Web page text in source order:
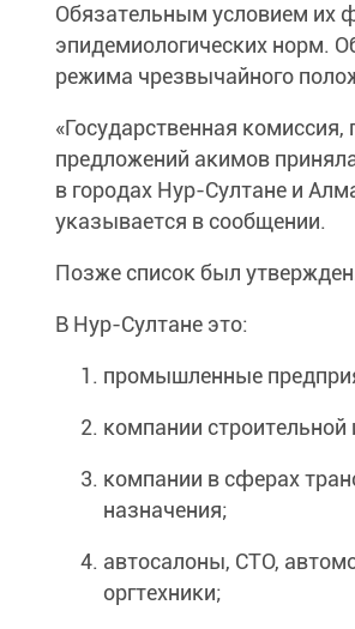
Обязательным условием их
эпидемиологических норм.
режима чрезвычайного
«Государственная
предложений акимов
в городах Нур-Султане и
указывается в сообщении.
Позже список был
В Нур-Султане это:
промышленные
компании
компании в сферах
назначения;
автосалоны, СТО,
оргтехники;